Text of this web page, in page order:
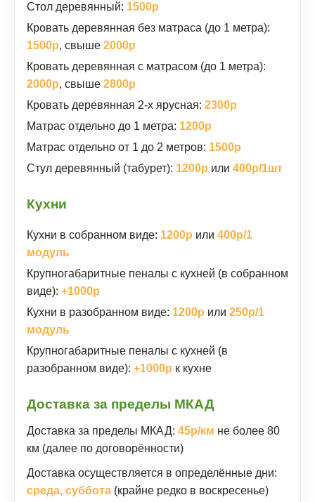
Стол деревянный: 1500р
Кровать деревянная без матраса (до 1 метра):
1500р, свыше 2000р
Кровать деревянная с матрасом (до 1 метра):
2000р, свыше 2800р
Кровать деревянная 2-х ярусная: 2300р
Матрас отдельно до 1 метра: 1200р
Матрас отдельно от 1 до 2 метров: 1500р
Стул деревянный (табурет): 1200р или 400р/1шт
Кухни
Кухни в собранном виде: 1200р или 400р/1
модуль
Крупногабаритные пеналы с кухней (в собранном
виде): +1000р
Кухни в разобранном виде: 1200р или 250р/1
модуль
Крупногабаритные пеналы с кухней (в
разобранном виде): +1000р к кухне
Доставка за пределы МКАД
Доставка за пределы МКАД: 45р/км не более 80
км (далее по договорённости)
Доставка осуществляется в определённые дни:
среда, суббота (крайне редко в воскресенье)